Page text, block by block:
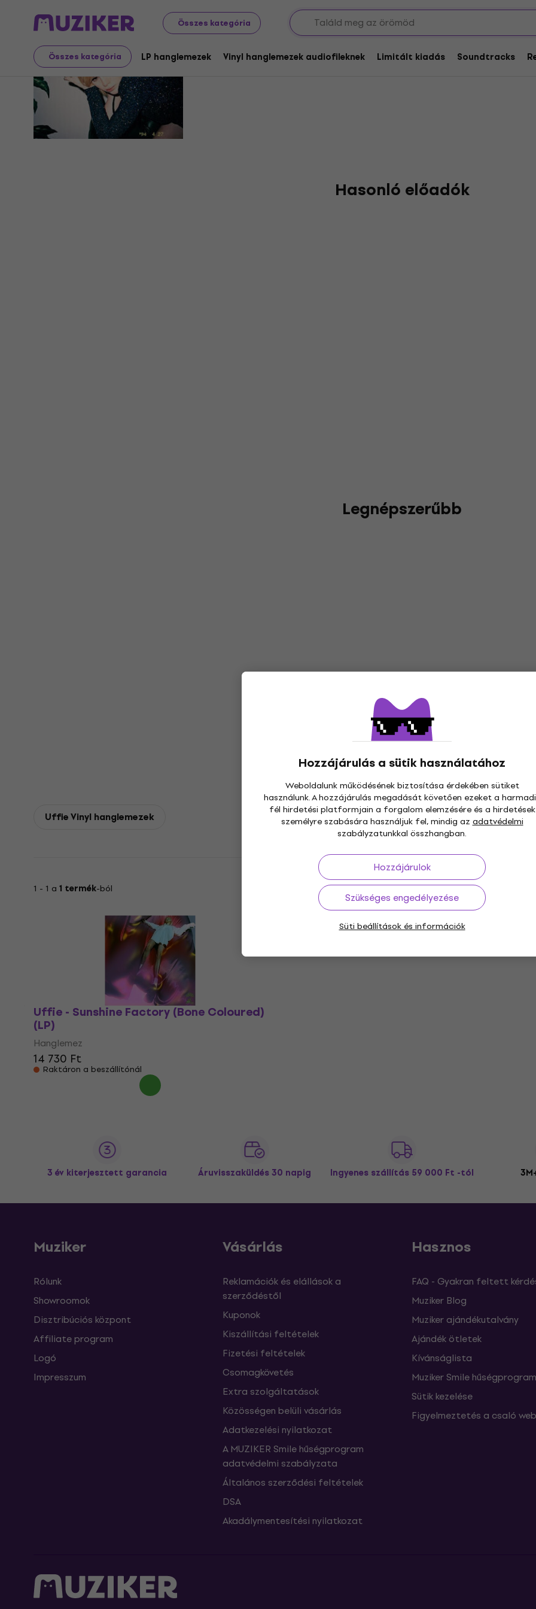
Összes kategória
Összes kategória LP hanglemezek Vinyl hanglemezek audiofileknek Limitált kiadás Soundtracks
Hozzájárulás a sütik használatához
Weboldalunk működésének biztosítása érdekében sütiket
használunk. A hozzájárulás megadását követően ezeket a
fél hirdetési platformjain a forgalom elemzésére és a hirdetések
személyre szabására használjuk fel, mindig az adatvédelmi
szabályzatunkkal összhangban.
Hozzájárulok
Szükséges engedélyezése
Süti beállítások és információk
Uffie
Hasonló előadók
Legnépszerűbb
Uffie Vinyl hanglemezek
1 - 1 a 1 termék-ból
Uffie - Sunshine Factory (Bone Coloured)
(LP)
Hanglemez
14 730 Ft
Raktáron a beszállítónál
3 év kiterjesztett garancia Áruvisszaküldés 30 napig Ingyenes szállítás 59 000 Ft -tól
Muziker
Rólunk
Showroomok
Disztribúciós központ
Affiliate program
Logó
Impresszum
Vásárlás
Reklamációk és elállások a
szerződéstől
Kuponok
Kiszállítási feltételek
Fizetési feltételek
Csomagkövetés
Extra szolgáltatások
Közösségen belüli vásárlás
Adatkezelési nyilatkozat
A MUZIKER Smile hűségprogram
adatvédelmi szabályzata
Általános szerződési feltételek
DSA
Akadálymentesítési nyilatkozat
Hasznos
FAQ - Gyakran feltett
Muziker Blog
Muziker ajándékutalvány
Ajándék ötletek
Kívánságlista
Muziker Smile hűségprogram
Sütik kezelése
Figyelmeztetés a csaló